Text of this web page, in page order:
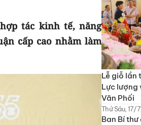
tác kinh tế, năng
cấp cao nhằm làm
Lễ giỗ lần
Lực lượng
Văn Phối
Thứ Sáu, 17/
Ban Bí